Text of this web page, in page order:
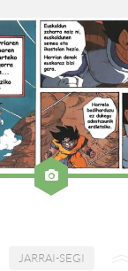
JARRAI-SEGI